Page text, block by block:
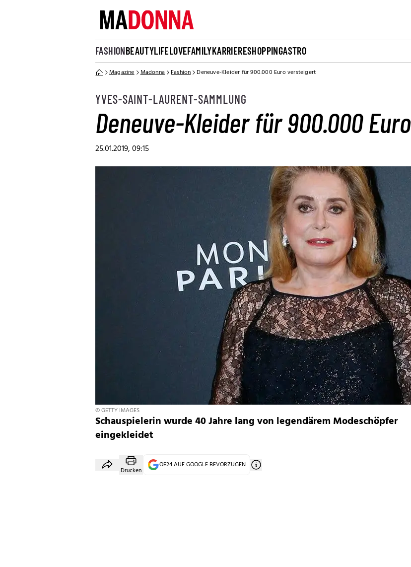
FASHIONBEAUTYLIFELOVEFAMILYKARRIERESHOPPINGASTRO
Magazine Madonna Fashion Deneuve-Kleider für 900.000 Euro versteigert
YVES-SAINT-LAURENT-SAMMLUNG
Deneuve-Kleider für 900.000
25.01.2019, 09:15
© GETTY IMAGES
Schauspielerin wurde 40 Jahre lang von legendärem Modeschöpfer
eingekleidet
Drucken
OE24 AUF GOOGLE BEVORZUGEN